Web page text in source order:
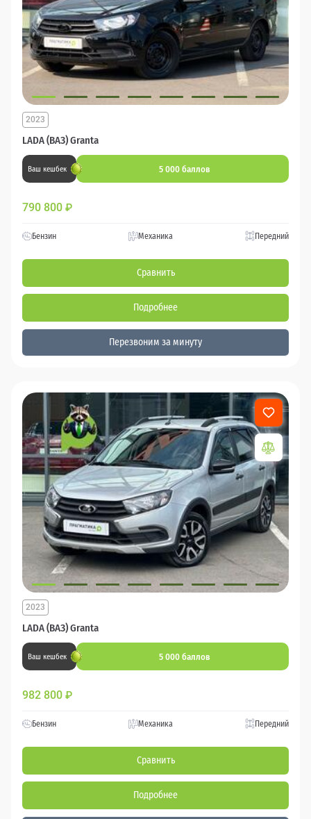
LADA (ВАЗ) Granta
2023
Ваш кешбек 5 000 баллов
790 800 ₽
Бензин Механика Передний
Сравнить
Подробнее
Перезвоним за минуту
LADA (ВАЗ) Granta
2023
Ваш кешбек 5 000 баллов
982 800 ₽
Бензин Механика Передний
Сравнить
Подробнее